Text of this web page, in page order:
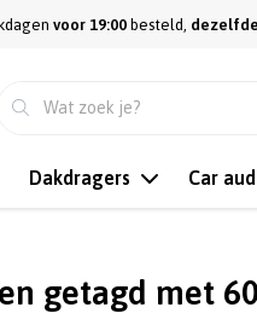
voor 19:00 besteld,
Dakdragers Car
getagd met